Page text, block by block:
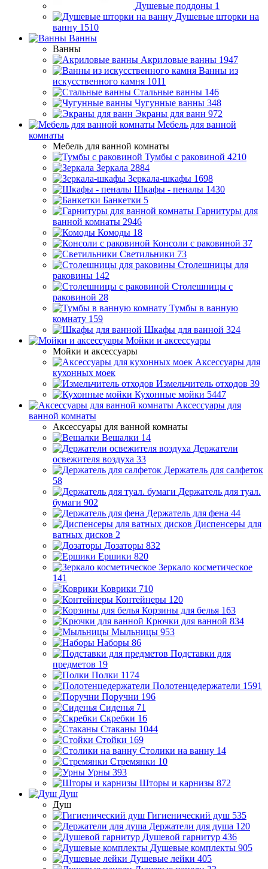
Душевые поддоны 1
Душевые шторки на
ванну 1510
Ванны
Ванны
Акриловые ванны 1947
Ванны из
искусственного камня 1011
Стальные ванны 146
Чугунные ванны 348
Экраны для ванн 972
Мебель для ванной
комнаты
Мебель для ванной комнаты
Тумбы с раковиной 4210
Зеркала 2884
Зеркала-шкафы 1698
Шкафы - пеналы 1430
Банкетки 5
Гарнитуры для
ванной комнаты 2946
Комоды 18
Консоли с раковиной 37
Светильники 73
Столешницы для
раковины 142
Столешницы с
раковиной 28
Тумбы в ванную
комнату 159
Шкафы для ванной 324
Мойки и аксессуары
Мойки и аксессуары
Аксессуары для
кухонных моек
Измельчитель отходов 39
Кухонные мойки 5447
Аксессуары для
ванной комнаты
Аксессуары для ванной комнаты
Вешалки 14
Держатели
освежителя воздуха 33
Держатель для салфеток
58
Держатель для туал.
бумаги 902
Держатель для фена 44
Диспенсеры для
ватных дисков 2
Дозаторы 832
Ершики 820
Зеркало косметическое
141
Коврики 710
Контейнеры 120
Корзины для белья 163
Крючки для ванной 834
Мыльницы 953
Наборы 86
Подставки для
предметов 19
Полки 1174
Полотенцедержатели 1591
Поручни 196
Сиденья 71
Скребки 16
Стаканы 1044
Стойки 169
Столики на ванну 14
Стремянки 10
Урны 393
Шторы и карнизы 872
Душ
Душ
Гигиенический душ 535
Держатели для душа 120
Душевой гарнитур 436
Душевые комплекты 905
Душевые лейки 405